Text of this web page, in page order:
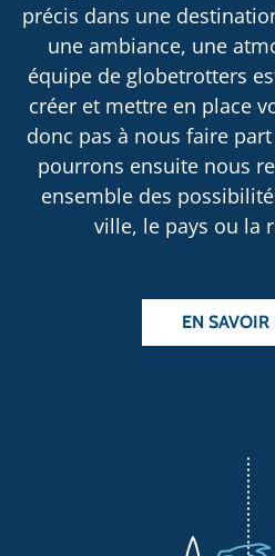
précis dans une
une ambiance, une
équipe de globetrotters
créer et mettre en place
donc pas à nous faire
pourrons ensuite nous
ensemble des
ville, le pays ou la
EN SAVOIR